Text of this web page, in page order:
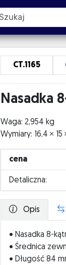
CT.1165
Nasadka
Waga: 2,954 kg
Wymiary: 16,4
15
cena
Detaliczna:
Opis
• Nasadka 8-
• Średnica
• Długość 84